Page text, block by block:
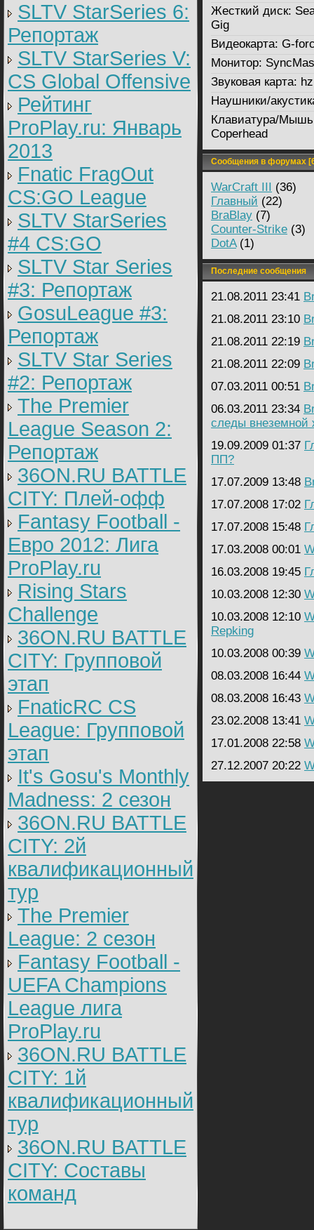
SLTV StarSeries 6:
Репортаж
SLTV StarSeries V:
CS Global Offensive
Рейтинг
ProPlay.ru: Январь
2013
Fnatic FragOut
CS:GO League
SLTV StarSeries
#4 CS:GO
SLTV Star Series
#3: Репортаж
GosuLeague #3:
Репортаж
SLTV Star Series
#2: Репортаж
The Premier
League Season 2:
Репортаж
36ON.RU BATTLE
CITY: Плей-офф
Fantasy Football -
Евро 2012: Лига
ProPlay.ru
Rising Stars
Challenge
36ON.RU BATTLE
CITY: Групповой
этап
FnaticRC CS
League: Групповой
этап
It's Gosu's Monthly
Madness: 2 сезон
36ON.RU BATTLE
CITY: 2й
квалификационный
тур
The Premier
League: 2 cезон
Fantasy Football -
UEFA Champions
League лига
ProPlay.ru
36ON.RU BATTLE
CITY: 1й
квалификационный
тур
36ON.RU BATTLE
CITY: Составы
команд
Жесткий диск:
Gig
Видеокарта: G-
Монитор:
Звуковая карта: hz
Наушники/
Клавиатура/
Coperhead
Сообщения в форумах
WarCraft III (36)
Главный (22)
BraBlay (7)
Counter-Strike (3)
DotA(1)
Последние сообщения
21.08.2011 23:41
21.08.2011 23:10
21.08.2011 22:19
21.08.2011 22:09
07.03.2011 00:51
06.03.2011 23:34
следы внеземной
19.09.2009 01:37
ПП?
17.07.2009 13:48
17.07.2008 17:02
17.07.2008 15:48
17.03.2008 00:01
16.03.2008 19:45
10.03.2008 12:30
10.03.2008 12:10
Repking
10.03.2008 00:39
08.03.2008 16:44
08.03.2008 16:43
23.02.2008 13:41
17.01.2008 22:58
27.12.2007 20:22